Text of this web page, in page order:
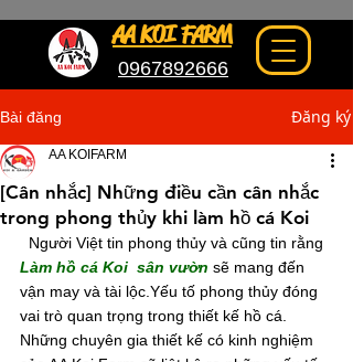
AA KOI FARM
0967892666
Bài đăng Đăng ký
[Cân nhắc] Những điều cần cân nhắc
trong phong thủy khi làm hồ cá Koi
AA KOIFARM
  Người Việt tin phong thủy và cũng tin rằng
Làm hồ cá Koi  sân vườn sẽ mang đến
vận may và tài lộc.Yếu tố phong thủy đóng
vai trò quan trọng trong thiết kế hồ cá.
Những chuyên gia thiết kế có kinh nghiệm